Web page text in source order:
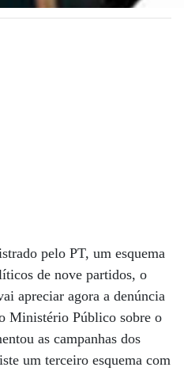
pelo PT, um esquema
de nove partidos, o
apreciar agora a denúncia
Ministério Público sobre o
as campanhas dos
um terceiro esquema com